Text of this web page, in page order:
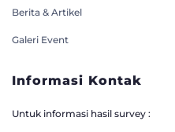
Berita & Artikel
Galeri Event
Informasi Kontak
Untuk informasi hasil survey :